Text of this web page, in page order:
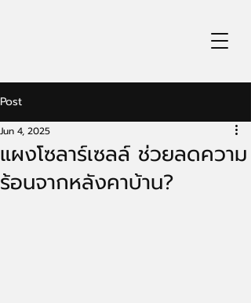
Post
แผงโซลาร์เซลล์ ช่วยลดความ
ร้อนจากหลังคาบ้าน?
Jun 4, 2025